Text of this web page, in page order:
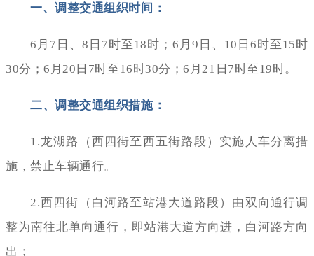
一、调整交通组织时间：
6月7日、8日7时至18时；6月9日、10日6时至15时
30分；6月20日7时至16时30分；6月21日7时至19时。
二、调整交通组织措施：
1.龙湖路（西四街至西五街路段）实施人车分离措
施，禁止车辆通行。
2.西四街（白河路至站港大道路段）由双向通行调
整为南往北单向通行，即站港大道方向进，白河路方向
出；